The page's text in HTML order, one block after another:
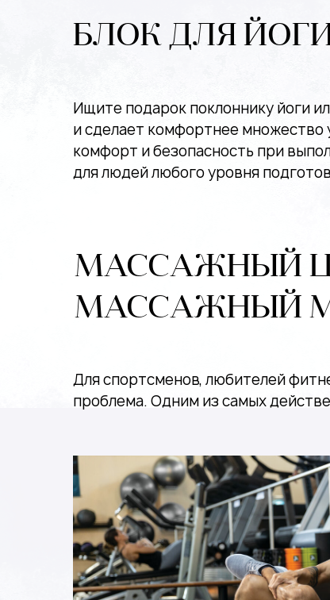
БЛОК ДЛЯ
Ищите подарок поклоннику йоги
и сделает комфортнее множество
комфорт и безопасность при
для людей любого уровня
МАССАЖНЫЙ
МАССАЖНЫЙ
Для спортсменов, любителей
проблема. Одним из самых